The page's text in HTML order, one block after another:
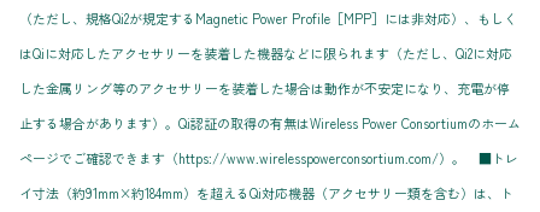
（ただし、規格Qi2が規定するMagnetic Power Profile［MPP］には非対応）、もしく
はQiに対応したアクセサリーを装着した機器などに限られます（ただし、Qi2に対応
した金属リング等のアクセサリーを装着した場合は動作が不安定になり、充電が停
止する場合があります）。Qi認証の取得の有無はWireless Power Consortiumのホーム
ページでご確認できます（https://www.wirelesspowerconsortium.com/）。 ■トレ
イ寸法（約91mm×約184mm）を超えるQi対応機器（アクセサリー類を含む）は、ト